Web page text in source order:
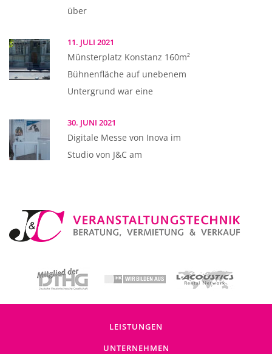
über
11. JULI 2021
Münsterplatz Konstanz 160m²
Bühnenfläche auf unebenem
Untergrund war eine
30. JUNI 2021
Digitale Messe von Inova im
Studio von J&C am
LEISTUNGEN
UNTERNEHMEN